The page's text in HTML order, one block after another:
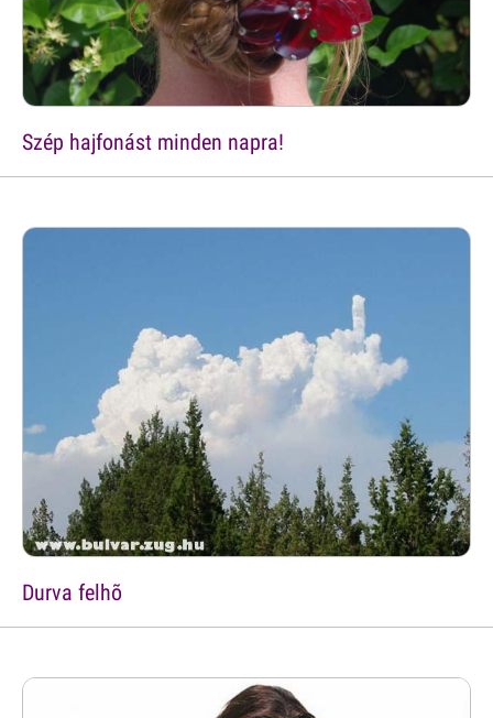
Szép hajfonást minden napra!
Durva felhõ